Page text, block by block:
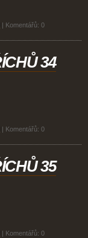
Komentářů: 0
34
Komentářů: 0
35
Komentářů: 0